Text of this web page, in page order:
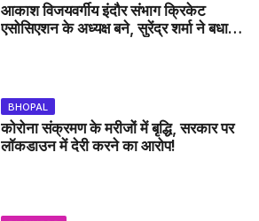
आकाश विजयवर्गीय इंदौर संभाग क्रिकेट
एसोसिएशन के अध्यक्ष बने, सुरेंद्र शर्मा ने बधाई
BHOPAL
कोरोना संक्रमण के मरीजों में बृद्धि, सरकार पर
लॉकडाउन में देरी करने का आरोप!